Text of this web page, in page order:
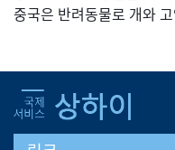
중국은 반려동물로 개와